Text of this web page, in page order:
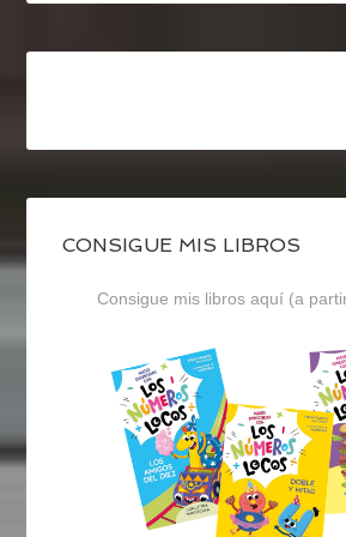
CONSIGUE MIS LIBROS
Consigue mis libros aquí (a